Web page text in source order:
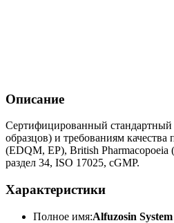
Описание
Сертифицированный стандартный
образцов) и требованиям
(EDQM, EP), British
раздел 34, ISO 17025, cGMP.
Характеристики
Полное имя:Alfuzosin